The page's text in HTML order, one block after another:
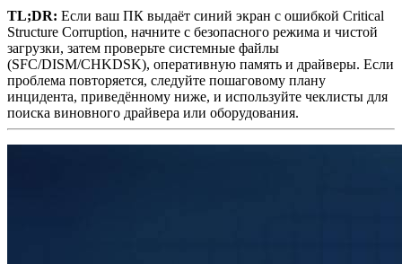
TL;DR: Если ваш ПК выдаёт синий экран с ошибкой Critical
Structure Corruption, начните с безопасного режима и чистой
загрузки, затем проверьте системные файлы
(SFC/DISM/CHKDSK), оперативную память и драйверы. Если
проблема повторяется, следуйте пошаговому плану
инцидента, приведённому ниже, и используйте чеклисты для
поиска виновного драйвера или оборудования.